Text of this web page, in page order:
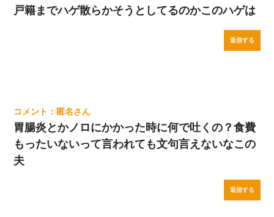
戸籍までハゲ散らかそうとしてるのかこのハゲは
返信する
匿名
胃腸炎とかノロにかかった時に何で吐くの？食費
もったいないって言われても文句言えないなこの
夫
返信する